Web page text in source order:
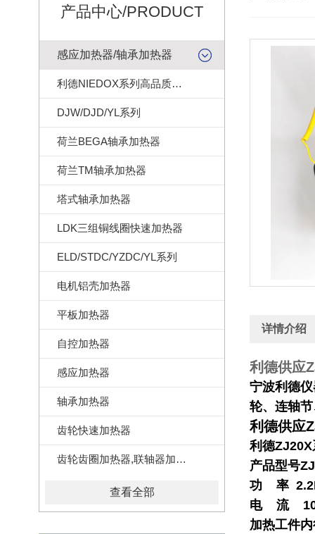
产品中心/PRODUCT
感应加热器/轴承加热器
利德NIEDOX系列高品质轴承加热器
DJW/DJD/YL系列
荷兰BEGA轴承加热器
荷兰TM轴承加热器
塔式轴承加热器
LDK三组铜线圈快速加热器
ELD/STDC/YZDC/YL系列
电机铝壳加热器
平板加热器
自控加热器
感应加热器
轴承加热器
齿轮快速加热器
齿轮齿圈加热器,联轴器加热器
查看全部
详情介绍
利德供应
宁波利德
轮、连轴
利德供应
利德ZJ20X
产品型号
功 率
电 流
加热工件